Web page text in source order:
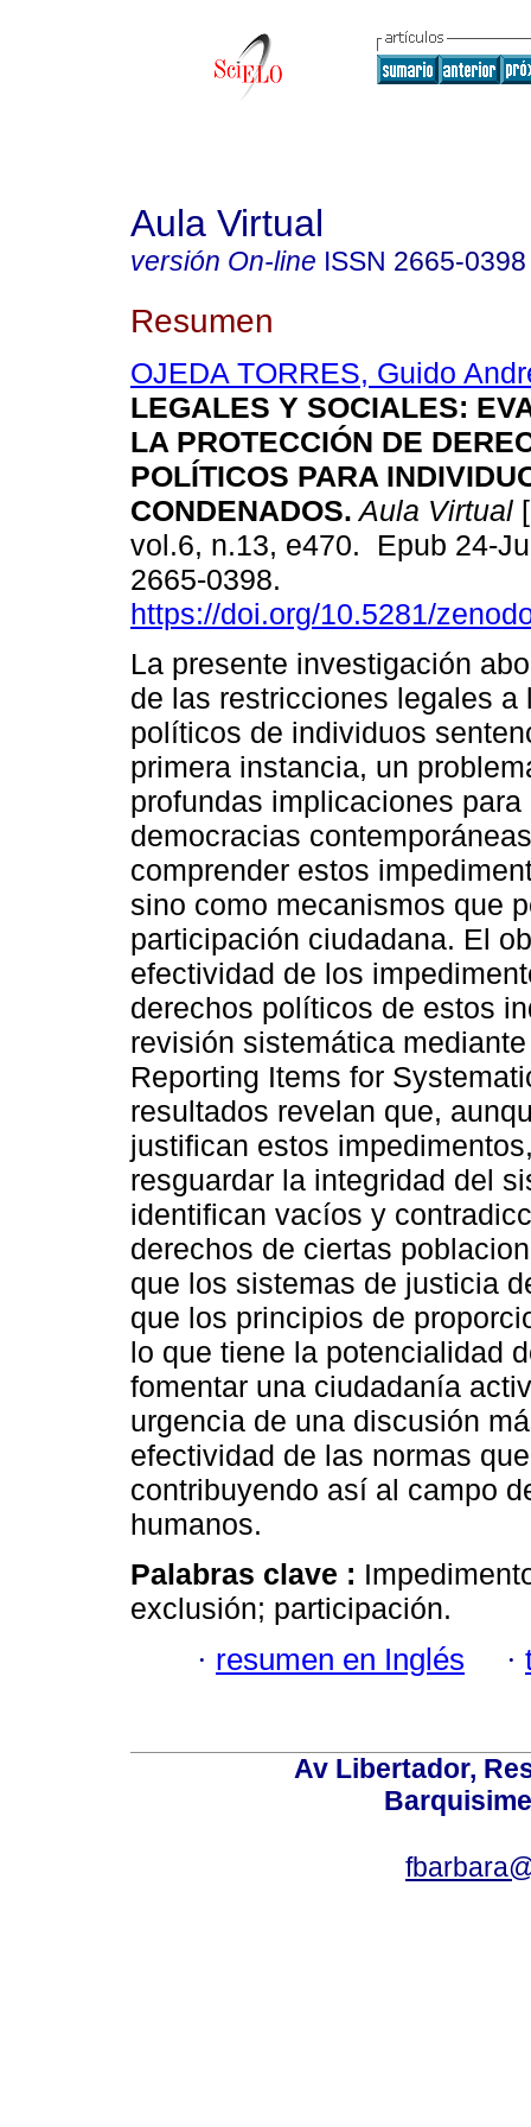
Aula Virtual
versión On-line ISSN 2665-0398
Resumen
OJEDA TORRES, Guido
LEGALES Y SOCIALES:
LA PROTECCIÓN DE
POLÍTICOS PARA
CONDENADOS. Aula Virtual
vol.6, n.13, e470. Epub 24-
2665-0398.
https://doi.org/10.5281/
La presente investigación
de las restricciones legales a
políticos de individuos
primera instancia, un
profundas implicaciones
democracias
comprender estos
sino como mecanismos que
participación ciudadana. El
efectividad de los
derechos políticos de estos
revisión sistemática
Reporting Items for
resultados revelan que,
justifican estos
resguardar la integridad del
identifican vacíos y
derechos de ciertas
que los sistemas de justicia
que los principios de
lo que tiene la potencialidad
fomentar una ciudadanía
urgencia de una discusión
efectividad de las normas
contribuyendo así al campo
humanos.
Palabras clave :
exclusión; participación.
· resumen en Inglés ·
Av Libertador,